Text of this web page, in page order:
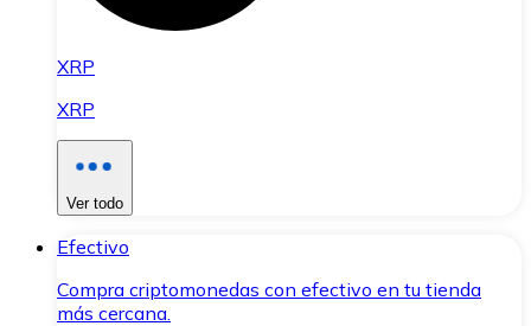
XRP
XRP
Ver todo
Efectivo
Compra criptomonedas con efectivo en tu tienda
más cercana.